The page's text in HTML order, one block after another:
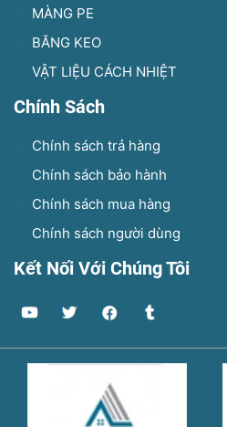
MÀNG PE
BĂNG KEO
VẬT LIỆU CÁCH NHIỆT
Chính Sách
Chính sách trả hàng
Chính sách bảo hành
Chính sách mua hàng
Chính sách người dùng
Kết Nối Với Chúng Tôi